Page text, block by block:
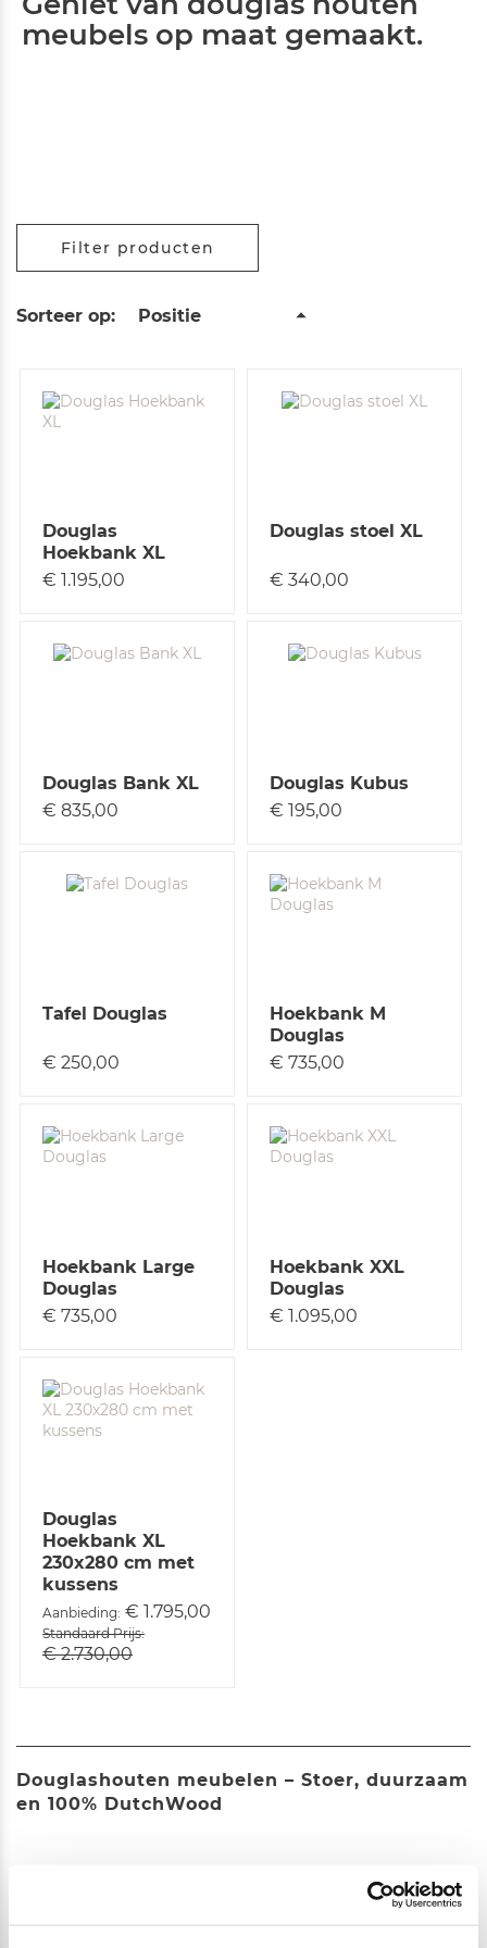
meubels op maat gemaakt.
Filter producten
Sorteer op
sorteren
Douglas
Hoekbank XL
€ 1.195,00
Douglas stoel XL
€ 340,00
Douglas Bank XL
€ 835,00
Douglas Kubus
€ 195,00
Tafel Douglas
€ 250,00
Hoekbank M
Douglas
€ 735,00
Hoekbank Large
Douglas
€ 735,00
Hoekbank XXL
Douglas
€ 1.095,00
Douglas
Hoekbank XL
230x280 cm met
kussens
Aanbieding € 1.795,00
Standaard Prijs
€ 2.730,00
Douglashouten meubelen – Stoer, duurzaam
en 100% DutchWood
Duurzame meubelen van massief douglashout